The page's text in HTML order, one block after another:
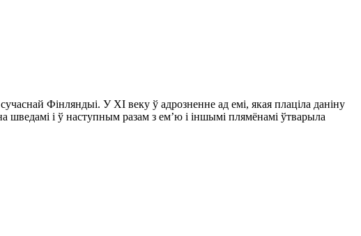
Фінляндыі. У XI веку ў адрозненне ад емі, якая плаціла даніну
шведамі і ў наступным разам з ем’ю і іншымі плямёнамі ўтварыла